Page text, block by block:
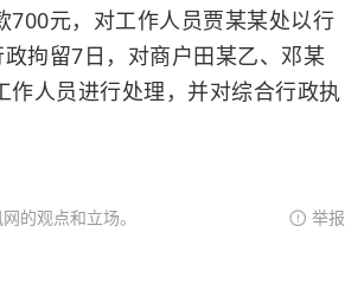
700元，对工作人员贾某某处以行
拘留7日，对商户田某乙、邓某
人员进行处理，并对综合行政执
的观点和立场。 举报